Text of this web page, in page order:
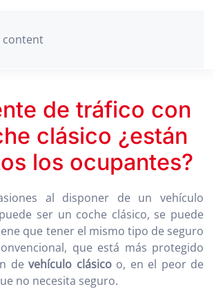
content
de tráfico con
clásico ¿están
los ocupantes?
al disponer de un vehículo
ser un coche clásico, se puede
que tener el mismo tipo de seguro
que está más protegido
de vehículo clásicoo, en el peor de
no necesita seguro.